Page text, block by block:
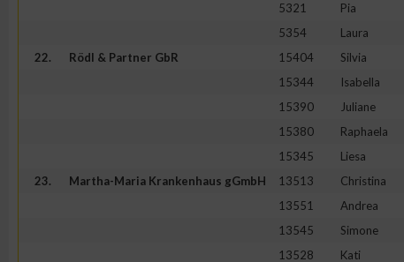
5321
Pia
5354
Laura
22.
Rödl & Partner GbR 15404 Silvia
15344
Isabella
15390
Juliane
15380
Raphaela
15345
Liesa
23.
Martha-Maria Krankenhaus gGmbH 13513 Christina
13551
Andrea
13545
Simone
13528
Kati